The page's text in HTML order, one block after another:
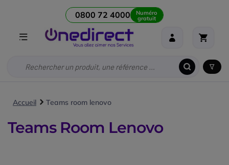
0800 72 4000 Numéro
gratuit
Accueil Teams room lenovo
Teams Room Lenovo